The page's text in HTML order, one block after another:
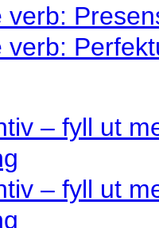
verb:
verb:
– fyll ut
– fyll ut